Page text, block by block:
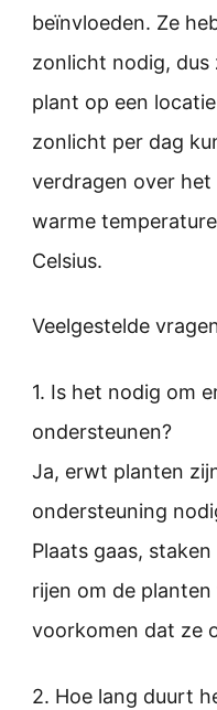
beïnvloeden. Ze
zonlicht nodig,
plant op een
zonlicht per dag
verdragen over het
warme
Celsius.
Veelgestelde
1. Is het nodig om
ondersteunen?
Ja, erwt planten
ondersteuning
Plaats gaas,
rijen om de
voorkomen dat ze
2. Hoe lang duurt